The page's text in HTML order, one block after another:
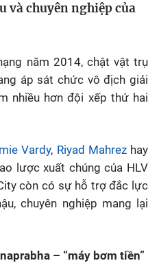
và chuyên nghiệp của
năm 2014, chật vật trụ
áp sát chức vô địch giải
nhiều hơn đội xếp thứ hai
Vardy, Riyad Mahrezhay
lược xuất chúng của HLV
còn có sự hỗ trợ đắc lực
chuyên nghiệp mang lại
– “máy bơm tiền”